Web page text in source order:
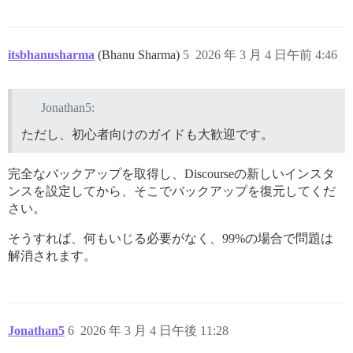
itsbhanusharma (Bhanu Sharma) 2026 年 3 月 4 日午前 4:46
5
Jonathan5:
ただし、初心者向けのガイドも大歓迎です。
完全なバックアップを取得し、Discourseの新しいインスタ
ンスを設定してから、そこでバックアップを復元してくだ
さい。
そうすれば、何もいじる必要がなく、99%の場合で問題は
解消されます。
Jonathan5 2026 年 3 月 4 日午後 11:28
6